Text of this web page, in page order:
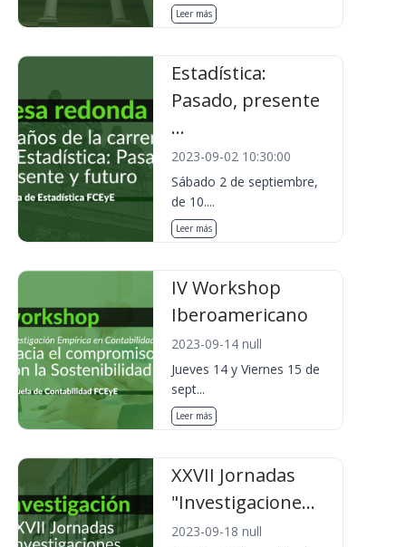
Leer más
Estadística:
Pasado, presente
...
2023-09-02 10:30:00
Sábado 2 de septiembre,
de 10....
Leer más
IV Workshop
Iberoamericano
2023-09-14 null
Jueves 14 y Viernes 15 de
sept...
Leer más
XXVII Jornadas
"Investigacione...
2023-09-18 null